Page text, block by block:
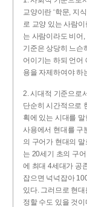
교양이란 ‘학문, 지
로 교양 있는 사람
는 사람이라도 비어
기준은 상당히 느슨
어이기는 하되 언어
용을 자제하여야 하
2. 시대적 기준으로
단순히 시간적으로
획에 있는 시대를
사용에서 현대를 구
의 구어가 현대의
는 20세기 초의 구
에 최대 4세대가 공
잡으면 넉넉잡아
있다. 그러므로 현
정할 수도 있을 것이